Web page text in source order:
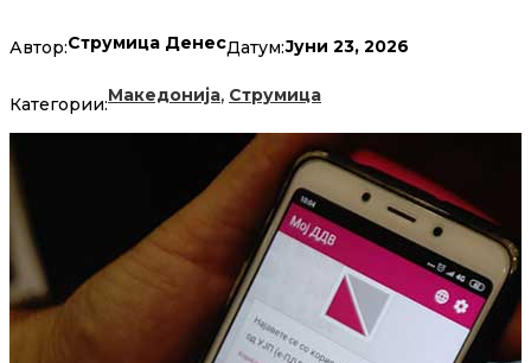
Автор:Струмица ДенесДатум:Јуни 23, 2026
Категории:Македонија, Струмица